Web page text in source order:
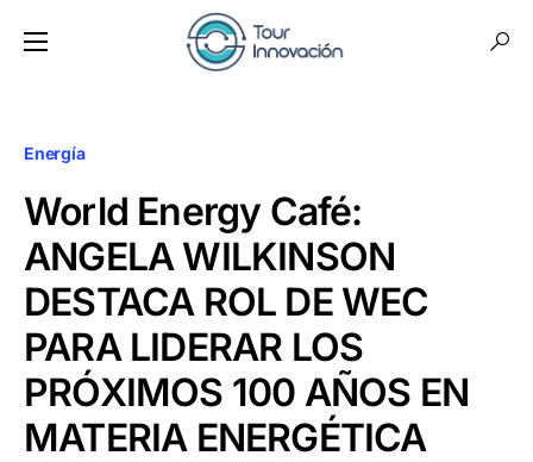
Energía
World Energy Café:
ANGELA WILKINSON
DESTACA ROL DE WEC
PARA LIDERAR LOS
PRÓXIMOS 100 AÑOS EN
MATERIA ENERGÉTICA